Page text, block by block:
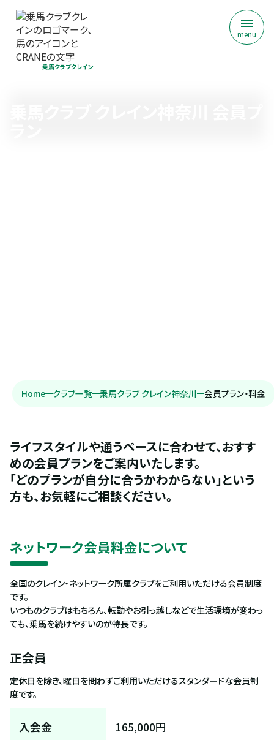
乗馬クラブクレイン
menu
Home クラブ一覧 乗馬クラブ クレイン神奈川 会員プラン・料金
ライフスタイルや通うペースに合わせて、おすす
めの会員プランをご案内いたします。
「どのプランが自分に合うかわからない」という
方も、お気軽にご相談ください。
ネットワーク会員料金について
全国のクレイン・ネットワーク所属クラブをご利用いただける会員制度
です。
いつものクラブはもちろん、転勤やお引っ越しなどで生活環境が変わっ
ても、乗馬を続けやすいのが特長です。
正会員
定休日を除き、曜日を問わずご利用いただけるスタンダードな会員制
度です。
入会金 165,000円